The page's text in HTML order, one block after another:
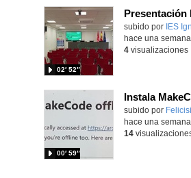
Contenido
subido por IES
02′ 52″
hace una semana
4visualizaciones
Contenido
subido por
00′ 59″
hace una semana
14